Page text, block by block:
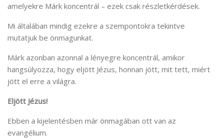
amelyekre Márk koncentrál – ezek csak részletkérdések.
Mi általában mindig ezekre a szempontokra tekintve
mutatjuk be önmagunkat.
Márk azonban azonnal a lényegre koncentrál, amikor
hangsúlyozza, hogy eljött Jézus, honnan jött, mit tett, miért
jött el erre a világra.
Eljött Jézus!
Ebben a kijelentésben már önmagában ott van az
evangélium.